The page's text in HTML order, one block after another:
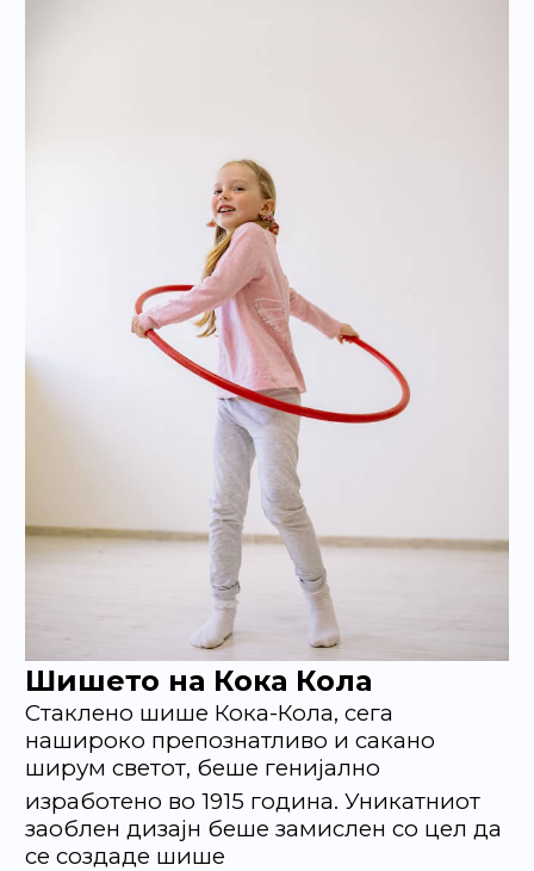
Шишето на Кока Кола
Стаклено шише Кока-Кола, сега
нашироко препознатливо и сакано
ширум светот, беше генијално
изработено во 1915 година. Уникатниот
заоблен дизајн беше замислен со цел да
се создаде шише